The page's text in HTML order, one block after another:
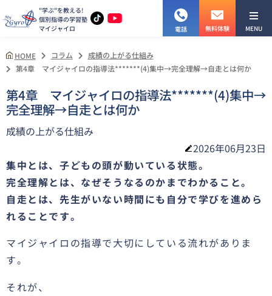
"学ぶ"を教える!
個別指導の学習塾
マイジャイロ
電話 無料体験 MENU
HOME コラム
成績の上がる仕組み
第4章 マイジャイロの指導法*******(4)集中→完全理解→自走とは何か
第4章 マイジャイロの指導法*******(4)集中→
完全理解→自走とは何か
成績の上がる仕組み
2026年06月23日
集中とは、子どもの頭が動いている状態。
完全理解とは、なぜそうなるのかまでわかること。
自走とは、先生がいない時間にも自分で学びを進めら
れることです。
マイジャイロの指導で大切にしている流れがありま
す。
それが、